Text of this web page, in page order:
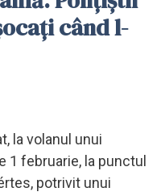
când l-
la volanul unui
1 februarie, la punctul
potrivit unui